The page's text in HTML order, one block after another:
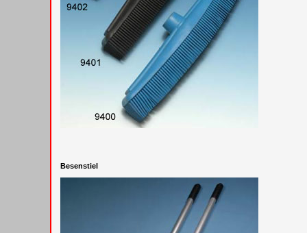
Besenstiel